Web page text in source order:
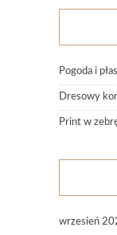
Pogoda i
Dresowy
Print w
wrzesień